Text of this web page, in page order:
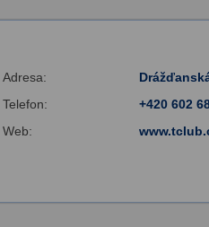
Adresa:
Telefon:
+420 602
Web: